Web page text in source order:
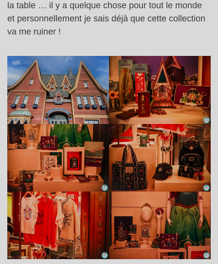
la table … il y a quelque chose pour tout le monde
et personnellement je sais déjà que cette collection
va me ruiner !